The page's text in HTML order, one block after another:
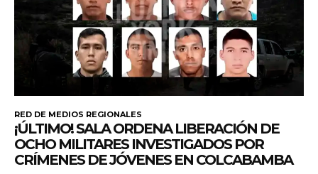
RED DE MEDIOS REGIONALES
¡ÚLTIMO! SALA ORDENA LIBERACIÓN DE
OCHO MILITARES INVESTIGADOS POR
CRÍMENES DE JÓVENES EN COLCABAMBA